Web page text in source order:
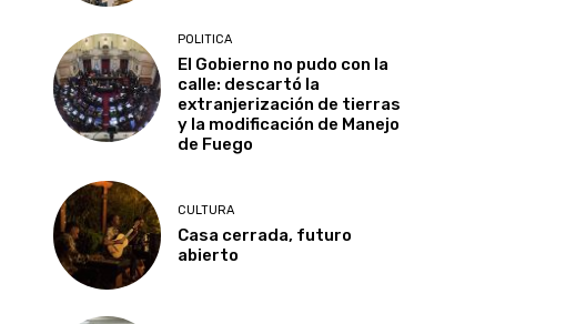
POLITICA
El Gobierno no pudo con la
calle: descartó la
extranjerización de tierras
y la modificación de Manejo
de Fuego
CULTURA
Casa cerrada, futuro
abierto